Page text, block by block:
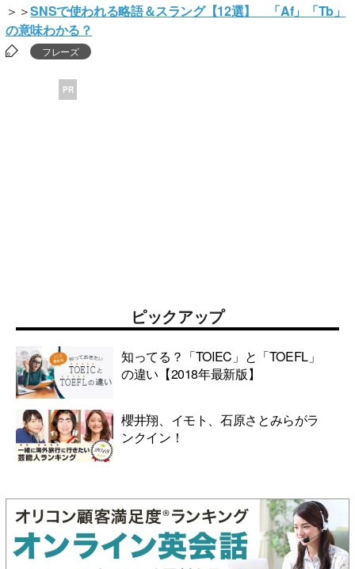
＞＞SNSで使われる略語＆スラング【12選】 「Af」「Tb」
の意味わかる？
フレーズ
PR
ピックアップ
知ってる？「TOIEC」と「TOEFL」
の違い【2018年最新版】
櫻井翔、イモト、石原さとみらがラ
ンクイン！